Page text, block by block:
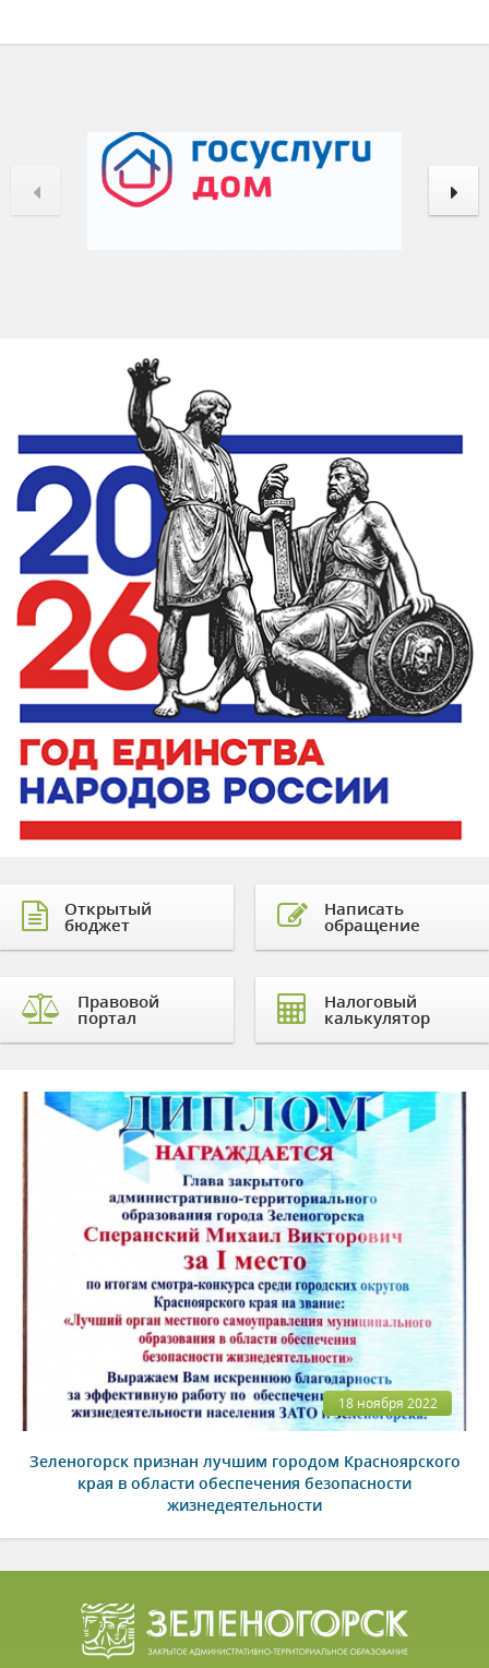
Открытый
бюджет
Правовой
портал
Написать
обращение
Налоговый
калькулятор
18 ноября 2022
Зеленогорск признан лучшим городом Красноярского
края в области обеспечения безопасности
жизнедеятельности